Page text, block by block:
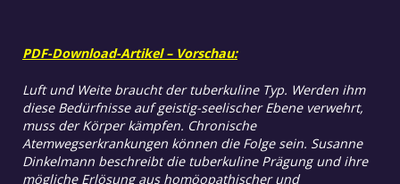
PDF-Download-Artikel – Vorschau:
Luft und Weite braucht der tuberkuline Typ. Werden ihm
diese Bedürfnisse auf geistig-seelischer Ebene verwehrt,
muss der Körper kämpfen. Chronische
Atemwegserkrankungen können die Folge sein. Susanne
Dinkelmann beschreibt die tuberkuline Prägung und ihre
mögliche Erlösung aus homöopathischer und